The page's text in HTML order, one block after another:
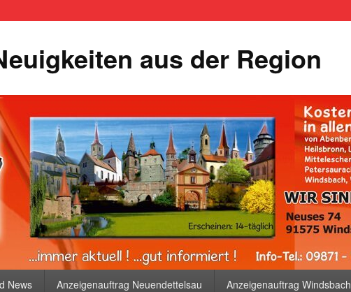
aus der Region
News Anzeigenauftrag Neuendettelsau Anzeigenauftrag Windsbach